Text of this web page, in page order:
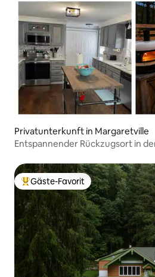
Privatunterkunft in Margaretville
Entspannender Rückzugsort in
Beliebter Gäste-Favorit.
Gäste-Favorit